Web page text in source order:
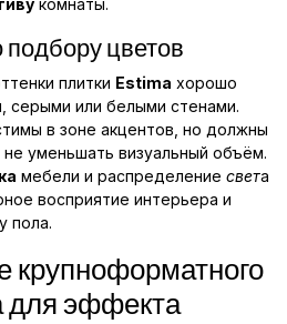
комнаты.
цветов
плитки Estima хорошо
серыми или белыми стенами.
в зоне акцентов, но должны
уменьшать визуальный объём.
мебели и распределение света
восприятие интерьера и
пола.
крупноформатного
для эффекта